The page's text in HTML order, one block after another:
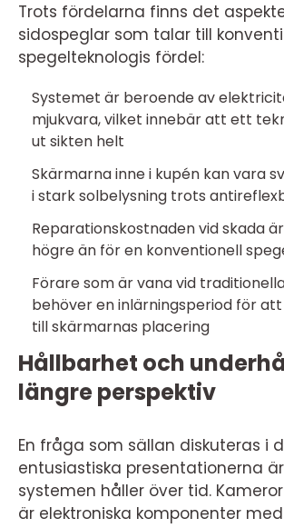
Trots fördelarna finns det
sidospeglar som talar till
spegelteknologis fördel:
Systemet är beroende av
mjukvara, vilket innebär att ett
ut sikten helt
Skärmarna inne i kupén kan vara
i stark solbelysning trots
Reparationskostnaden vid skada
högre än för en konventionell
Förare som är vana vid
behöver en inlärningsperiod för att
till skärmarnas placering
Hållbarhet och
längre perspektiv
En fråga som sällan diskuteras i
entusiastiska presentationerna
systemen håller över tid.
är elektroniska komponenter